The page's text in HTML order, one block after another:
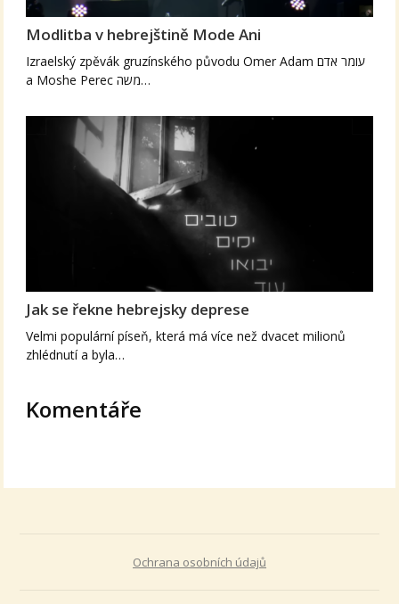
Modlitba v hebrejštině Mode Ani
Izraelský zpěvák gruzínského původu Omer Adam עומר אדם
a Moshe Perec משה…
Jak se řekne hebrejsky deprese
Velmi populární píseň, která má více než dvacet milionů
zhlédnutí a byla…
Komentáře
Ochrana osobních údajů